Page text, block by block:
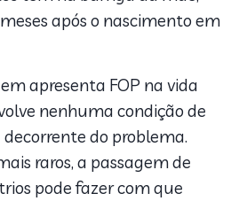
após o nascimento em
apresenta FOP na vida
nenhuma condição de
do problema.
raros, a passagem de
pode fazer com que